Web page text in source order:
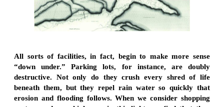
All sorts of facilities, in fact, begin to make more sense
“down under.” Parking lots, for instance, are doubly
destructive. Not only do they crush every shred of life
beneath them, but they repel rain water so quickly that
erosion and flooding follows. When we consider shopping